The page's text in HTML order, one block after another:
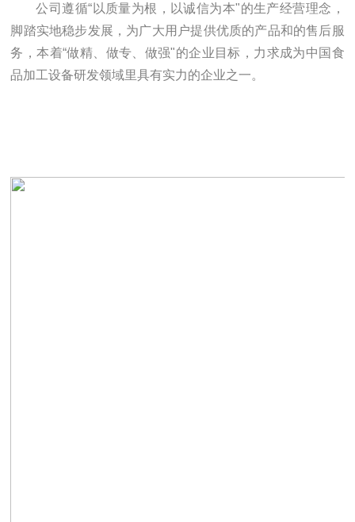
公司遵循“以质量为根，以诚信为本"的生产经营理念，
脚踏实地稳步发展，为广大用户提供优质的产品和的售后服
务，本着“做精、做专、做强"的企业目标，力求成为中国食
品加工设备研发领域里具有实力的企业之一。